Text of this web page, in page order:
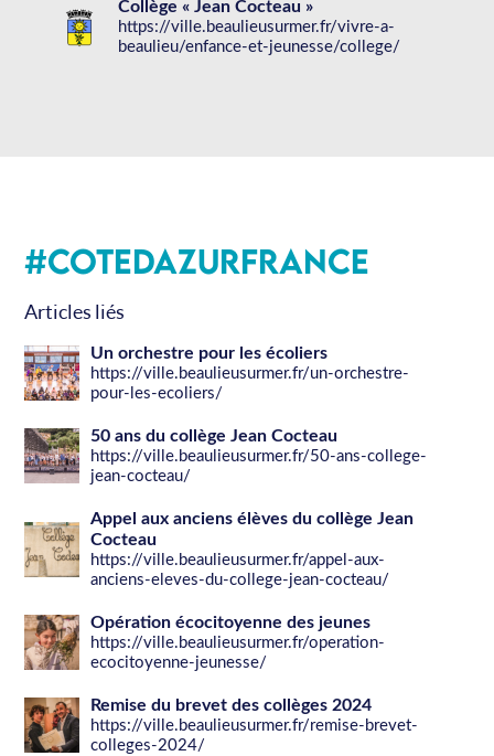
Collège « Jean Cocteau »
https://ville.beaulieusurmer.fr/vivre-a-
beaulieu/enfance-et-jeunesse/college/
#CotedAzurFrance
Articles liés
Un orchestre pour les écoliers
https://ville.beaulieusurmer.fr/un-orchestre-
pour-les-ecoliers/
50 ans du collège Jean Cocteau
https://ville.beaulieusurmer.fr/50-ans-college-
jean-cocteau/
Appel aux anciens élèves du collège Jean
Cocteau
https://ville.beaulieusurmer.fr/appel-aux-
anciens-eleves-du-college-jean-cocteau/
Opération écocitoyenne des jeunes
https://ville.beaulieusurmer.fr/operation-
ecocitoyenne-jeunesse/
Remise du brevet des collèges 2024
https://ville.beaulieusurmer.fr/remise-brevet-
colleges-2024/